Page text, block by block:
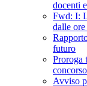
docenti
Fwd: I:
dalle
futuro
Proroga
Avviso